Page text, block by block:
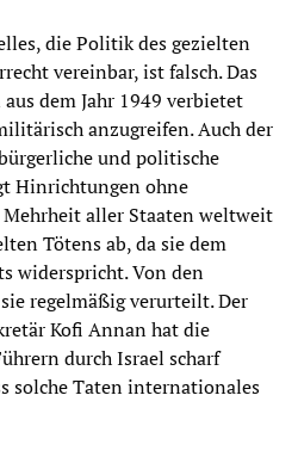
die Politik des gezielten
vereinbar, ist falsch. Das
dem Jahr 1949 verbietet
anzugreifen. Auch der
und politische
Hinrichtungen ohne
aller Staaten weltweit
Tötens ab, da sie dem
widerspricht. Von den
regelmäßig verurteilt. Der
Kofi Annan hat die
durch Israel scharf
solche Taten internationales